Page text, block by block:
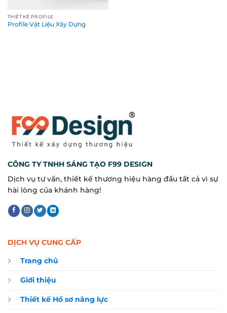
THIẾT KẾ PROFILE
Profile Vật Liệu Xây Dựng
CÔNG TY TNHH SÁNG TẠO F99 DESIGN
Dịch vụ tư vấn, thiết kế thương hiệu hàng đầu tất cả vì sự
hài lòng của khánh hàng!
DỊCH VỤ CUNG CẤP
Trang chủ
Giới thiệu
Thiết kế Hồ sơ năng lực